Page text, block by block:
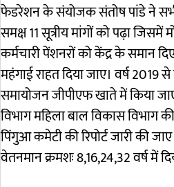
फेडरेशन के संयोजक संतोष पांडे ने
समक्ष 11 सूत्रीय मांगों को पढ़ा जिसमें
कर्मचारी पेंशनरों को केंद्र के समान
महंगाई राहत दिया जाए। वर्ष 2019
समायोजन जीपीएफ खाते में किया
विभाग महिला बाल विकास विभाग
पिंगुआ कमेटी की रिपोर्ट जारी की
वेतनमान क्रमशः 8,16,24,32 वर्ष में